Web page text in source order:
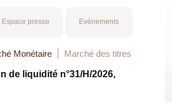
Espace presse Evénements
Monétaire Marché des titres
de liquidité n°31/H/2026,